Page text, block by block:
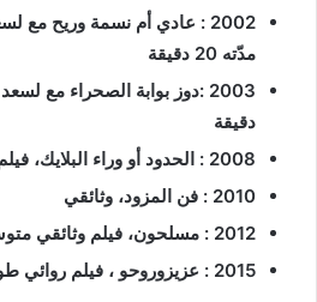
2002 : عادي أم نسمة وريح مع
مدّته 20 دقيقة
دقيقة
2008 : الحدود أو وراء البلايك، فيلم قصير مدّته 26 دقيقة
2010 : فن المزود، وثائقي
2012 : مسلحون، فيلم وثائقي متوسط الطول، مدّته 52 دقيقة
2015 : عزيزوروحو ، فيلم روائي طويل، مدّته 90 دقيقة